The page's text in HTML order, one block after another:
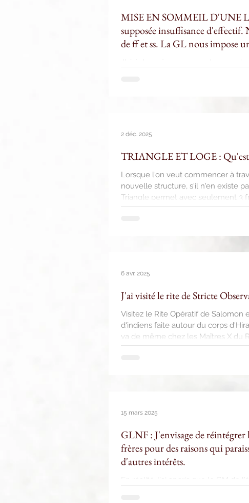
MISE EN SOMMEIL D'UNE
supposée insuffisance
de ff et ss. La GL nous impose
maximum. De plus en plus se
TRIANGLE ET LOGE :
Lorsque l'on veut commencer à
nouvelle structure, s'il n'en existe
Triangle permet avec seulement 3
fonder une entité qui a pour
2 déc. 2025
J'ai visité le rite de Stricte
Visitez le Rite Opératif de Salomon
d'indiens faite autour du corps
va de même chez les Maîtres X du
en Maçonnerie, etc, etc. Ce qui demeure étrange réside dans le fait qu'aucun pratiquant de ces
6 avr. 2025
GLNF : J'envisage de
frères pour des raisons qui
d'autres intérêts.
15 mars 2025